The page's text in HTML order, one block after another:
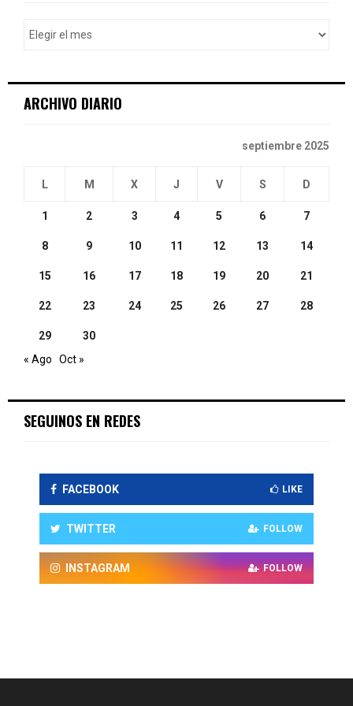
ARCHIVO DIARIO
septiembre 2025
L M X J V S D
1 2 3 4 5 6 7
8 9 10 11 12 13 14
15 16 17 18 19 20 21
22 23 24 25 26 27 28
29
30
« Ago
Oct »
SEGUINOS EN REDES
FACEBOOK LIKE
TWITTER FOLLOW
INSTAGRAM FOLLOW